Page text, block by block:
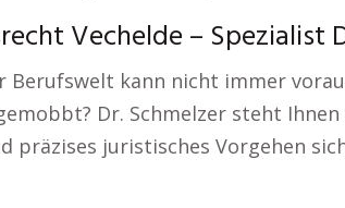
Vechelde – Spezialist
Berufswelt kann nicht immer
Dr. Schmelzer steht
präzises juristisches Vorgehen